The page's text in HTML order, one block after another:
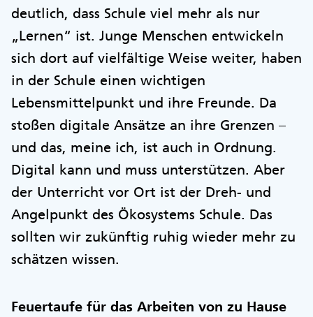
deutlich, dass Schule viel mehr als nur
„Lernen“ ist. Junge Menschen entwickeln
sich dort auf vielfältige Weise weiter, haben
in der Schule einen wichtigen
Lebensmittelpunkt und ihre Freunde. Da
stoßen digitale Ansätze an ihre Grenzen –
und das, meine ich, ist auch in Ordnung.
Digital kann und muss unterstützen. Aber
der Unterricht vor Ort ist der Dreh- und
Angelpunkt des Ökosystems Schule. Das
sollten wir zukünftig ruhig wieder mehr zu
schätzen wissen.
Feuertaufe für das Arbeiten von zu Hause